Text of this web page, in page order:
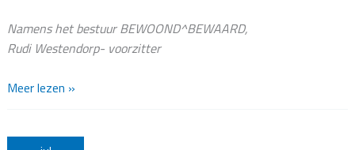
Namens het bestuur BEWOOND^BEWAARD,
Rudi Westendorp- voorzitter
Belang
Meer lezen »